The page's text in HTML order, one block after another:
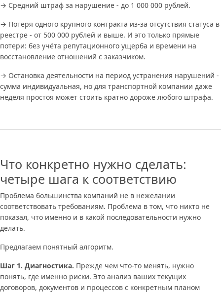
→ Средний штраф за нарушение - до 1 000 000 рублей.
→ Потеря одного крупного контракта из-за отсутствия статуса в
реестре - от 500 000 рублей и выше. И это только прямые
потери: без учёта репутационного ущерба и времени на
восстановление отношений с заказчиком.
→ Остановка деятельности на период устранения нарушений -
сумма индивидуальная, но для транспортной компании даже
неделя простоя может стоить кратно дороже любого штрафа.
Что конкретно нужно сделать:
четыре шага к соответствию
Проблема большинства компаний не в нежелании
соответствовать требованиям. Проблема в том, что никто не
показал, что именно и в какой последовательности нужно
делать.
Предлагаем понятный алгоритм.
Шаг 1. Диагностика. Прежде чем что-то менять, нужно
понять, где именно риски. Это анализ ваших текущих
договоров, документов и процессов с конкретным планом